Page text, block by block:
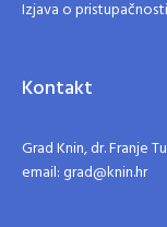
Izjava o pristupačnosti
Kontakt
Grad Knin, dr. Franje
email: grad@knin.hr